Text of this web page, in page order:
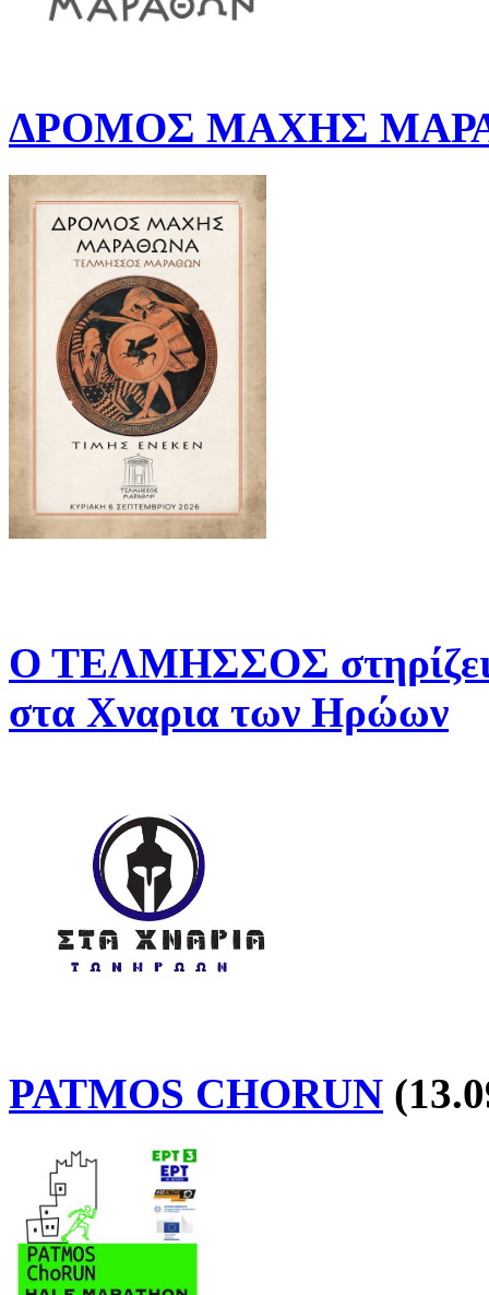
ΔΡΟΜΟΣ ΜΑΧΗΣ
Ο ΤΕΛΜΗΣΣΟΣ στηρίζει
στα Χναρια των Ηρώων
PATMOS CHORUN